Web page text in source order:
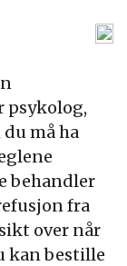
psykolog,
må ha
behandler
fra
over når
kan bestille